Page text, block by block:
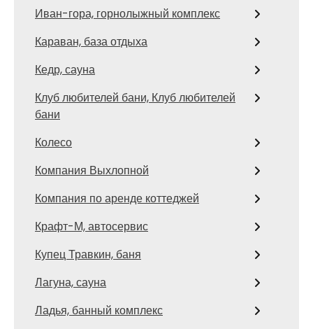
Иван-гора, горнолыжный комплекс
Караван, база отдыха
Кедр, сауна
Клуб любителей бани, Клуб любителей
бани
Колесо
Компания Выхлопной
Компания по аренде коттеджей
Крафт-М, автосервис
Купец Травкин, баня
Лагуна, сауна
Ладья, банный комплекс